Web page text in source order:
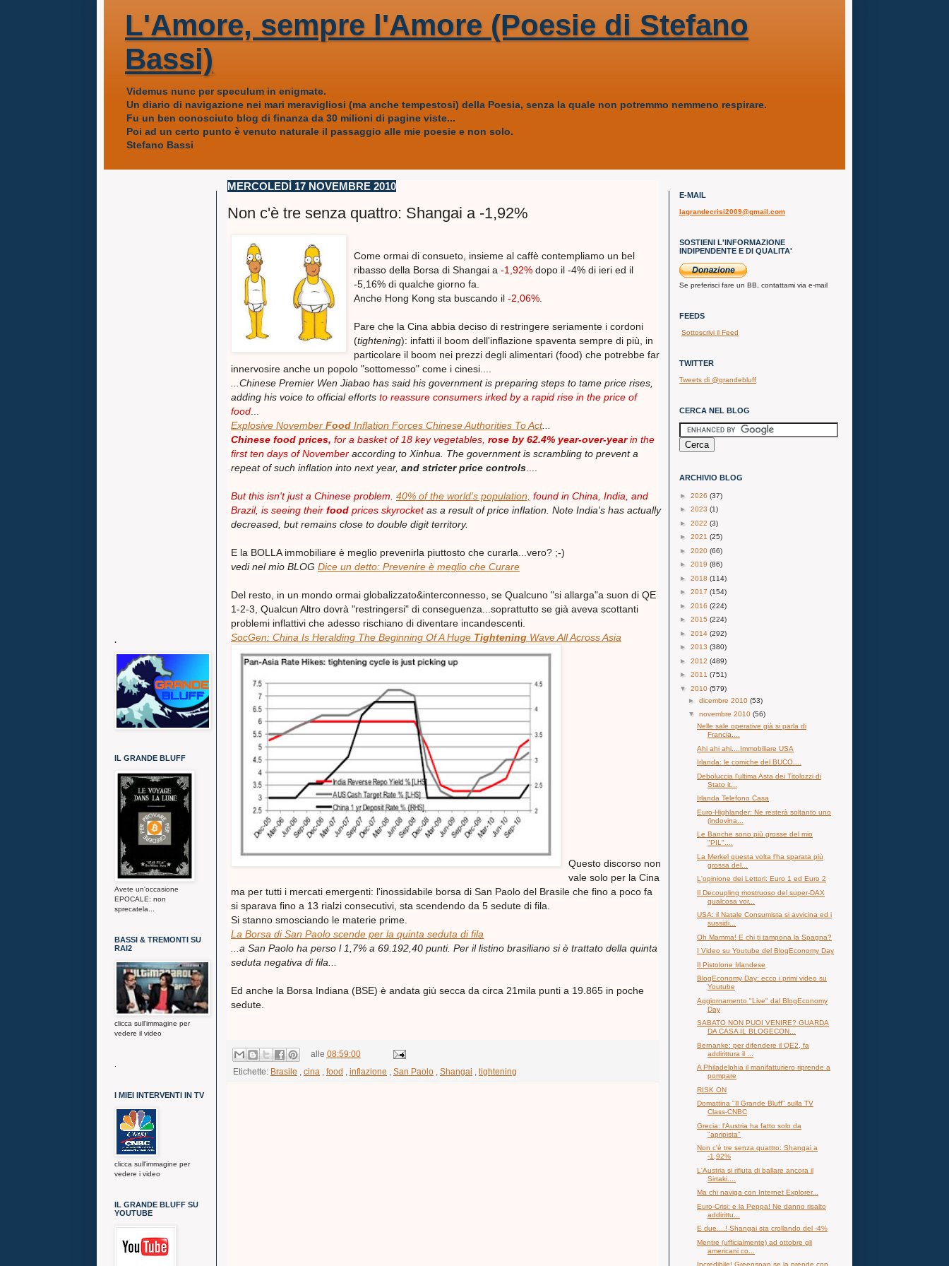
L'Amore, sempre l'Amore (Poesie di Stefano
Bassi)
Videmus nunc per speculum in enigmate.
Un diario di navigazione nei mari meravigliosi (ma anche tempestosi) della Poesia, senza la quale non potremmo nemmeno respirare.
Fu un ben conosciuto blog di finanza da 30 milioni di pagine viste...
Poi ad un certo punto è venuto naturale il passaggio alle mie poesie e non solo.
Stefano Bassi
MERCOLEDÌ 17 NOVEMBRE 2010
Non c'è tre senza quattro: Shangai a -1,92%
Come ormai di consueto, insieme al caffè contempliamo un bel
ribasso della Borsa di Shangai a -1,92% dopo il -4% di ieri ed il
-5,16% di qualche giorno fa.
Anche Hong Kong sta buscando il -2,06%
Pare che la Cina abbia deciso di restringere seriamente i cordoni
(tightening): infatti il boom dell'inflazione spaventa sempre di più, in
particolare il boom nei prezzi degli alimentari (food) che potrebbe far
innervosire anche un popolo "sottomesso" come i cinesi....
...Chinese Premier Wen Jiabao has said his government is preparing steps to tame price rises,
adding his voice to official efforts to reassure consumers irked by a rapid rise in the price of
food
Explosive November Food Inflation Forces Chinese Authorities To Act...
Chinese food prices, for a basket of 18 key vegetables, rose by 62.4% year-over-yearin the
first ten days of November according to Xinhua. The government is scrambling to prevent a
repeat of such inflation into next year, and stricter price controls
But this isn't just a Chinese problem. 40% of the world's population, found in China, India, and
Brazil, is seeing their food prices skyrocketas a result of price inflation. Note India's has actually
decreased, but remains close to double digit territory.
E la BOLLA immobiliare è meglio prevenirla piuttosto che curarla...vero? ;-)
vedi nel mio BLOG Dice un detto: Prevenire è meglio che Curare
Del resto, in un mondo ormai globalizzato&interconnesso, se Qualcuno "si allarga"a suon di QE
1-2-3, Qualcun Altro dovrà "restringersi" di conseguenza...soprattutto se già aveva scottanti
problemi inflattivi che adesso rischiano di diventare incandescenti.
SocGen: China Is Heralding The Beginning Of A Huge Tightening Wave All Across Asia
Questo discorso non
vale solo per la Cina
ma per tutti i mercati emergenti: l'inossidabile borsa di San Paolo del Brasile che fino a poco fa
si sparava fino a 13 rialzi consecutivi, sta scendendo da 5 sedute di fila.
Si stanno smosciando le materie prime.
La Borsa di San Paolo scende per la quinta seduta di fila
...a San Paolo ha perso l 1,7% a 69.192,40 punti. Per il listino brasiliano si è trattato della quinta
seduta negativa di fila...
Ed anche la Borsa Indiana (BSE) è andata giù secca da circa 21mila punti a 19.865 in poche
sedute.
alle 08:59:00
Etichette: Brasile cina food inflazione San Paolo Shangai tightening
.
IL GRANDE BLUFF
Avete un'occasione
EPOCALE: non
sprecatela...
BASSI & TREMONTI SU
RAI2
clicca sull'immagine per
vedere il video
I MIEI INTERVENTI IN TV
clicca sull'immagine per
vedere i video
IL GRANDE BLUFF SU
YOUTUBE
E-MAIL
lagrandecrisi2009@gmail.com
SOSTIENI L'INFORMAZIONE
INDIPENDENTE E DI QUALITA'
Se preferisci fare un BB, contattami via e-mail
FEEDS
Sottoscrivi il Feed
TWITTER
Tweets di @grandebluff
CERCA NEL BLOG
ARCHIVIO BLOG
► 2026 (37)
► 2023 (1)
► 2022 (3)
► 2021 (25)
► 2020 (66)
► 2019 (86)
► 2018 (114)
► 2017 (154)
► 2016 (224)
► 2015 (224)
► 2014 (292)
► 2013 (380)
► 2012 (489)
► 2011 (751)
▼ 2010 (579)
► dicembre 2010 (53)
▼ novembre 2010 (56)
Nelle sale operative già si parla di
Francia....
Ahi ahi ahi....Immobiliare USA
Irlanda: le comiche del BUCO....
Deboluccia l'ultima Asta dei Titolozzi di
Stato it...
Irlanda Telefono Casa
Euro-Highlander: Ne resterà soltanto uno
(indovina...
Le Banche sono più grosse del mio
"PIL"....
La Merkel questa volta l'ha sparata più
grossa del...
L'opinione dei Lettori: Euro 1 ed Euro 2
Il Decoupling mostruoso del super-DAX
qualcosa vor...
USA: il Natale Consumista si avvicina ed i
sussidi...
Oh Mamma! E chi ti tampona la Spagna?
I Video su Youtube del BlogEconomy Day
Il Pistolone Irlandese
BlogEconomy Day: ecco i primi video su
Youtube
Aggiornamento "Live" dal BlogEconomy
Day
SABATO NON PUOI VENIRE? GUARDA
DA CASA IL BLOGECON...
Bernanke: per difendere il QE2, fa
addirittura il ...
A Philadelphia il manifatturiero riprende a
pompare
RISK ON
Domattina "Il Grande Bluff" sulla TV
Class-CNBC
Grecia: l'Austria ha fatto solo da
"apripista"
Non c'è tre senza quattro: Shangai a
-1,92%
L'Austria si rifiuta di ballare ancora il
Sirtaki....
Ma chi naviga con Internet Explorer...
Euro-Crisi: e la Peppa! Ne danno risalto
addirittu...
E due....! Shangai sta crollando del -4%
Mentre (ufficialmente) ad ottobre gli
americani co...
Incredibile! Greenspan se la prende con